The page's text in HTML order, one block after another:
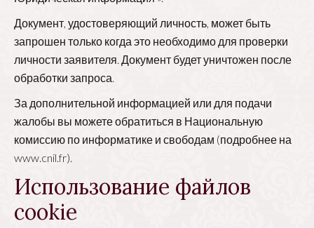
Документ, удостоверяющий личность, может быть
запрошен только когда это необходимо для проверки
личности заявителя. Документ будет уничтожен после
обработки запроса.
За дополнительной информацией или для подачи
жалобы вы можете обратиться в Национальную
комиссию по информатике и свободам (подробнее на
www.cnil.fr).
Использование файлов
cookie